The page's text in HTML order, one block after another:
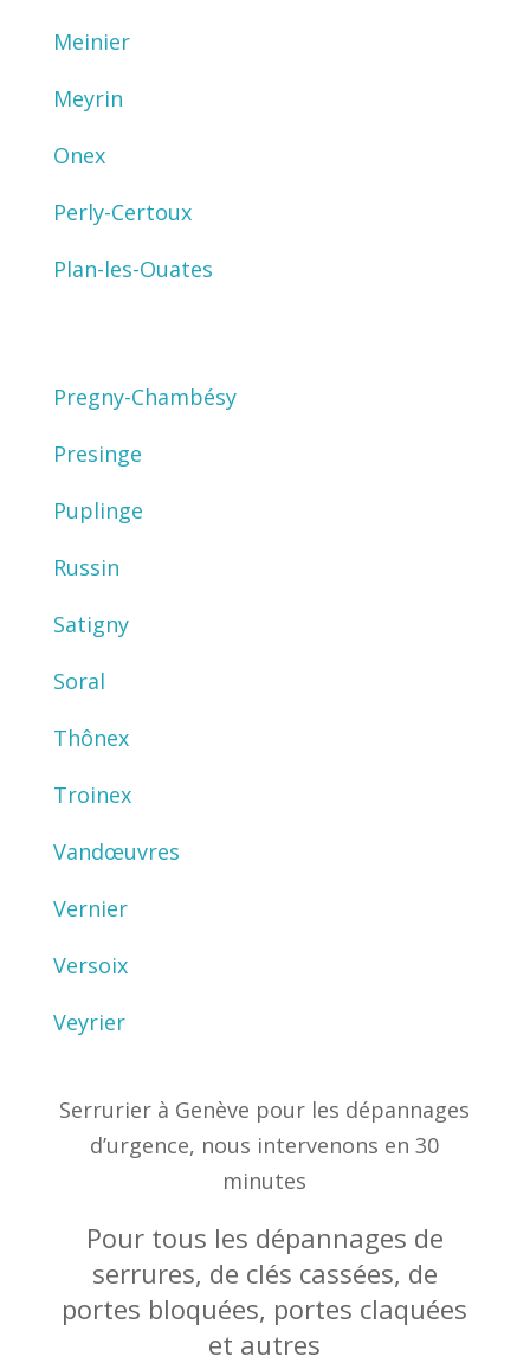
Meinier
Meyrin
Onex
Perly-Certoux
Plan-les-Ouates
Pregny-Chambésy
Presinge
Puplinge
Russin
Satigny
Soral
Thônex
Troinex
Vandœuvres
Vernier
Versoix
Veyrier
Serrurier à Genève pour les dépannages
d’urgence, nous intervenons en 30
minutes
Pour tous les dépannages de
serrures, de clés cassées, de
portes bloquées, portes claquées
et autres